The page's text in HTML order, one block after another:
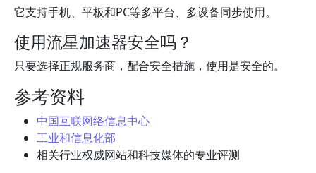
它支持手机、平板和PC等多平台、多设备同步使用。
使用流星加速器安全吗？
只要选择正规服务商，配合安全措施，使用是安全的。
参考资料
中国互联网络信息中心
工业和信息化部
相关行业权威网站和科技媒体的专业评测